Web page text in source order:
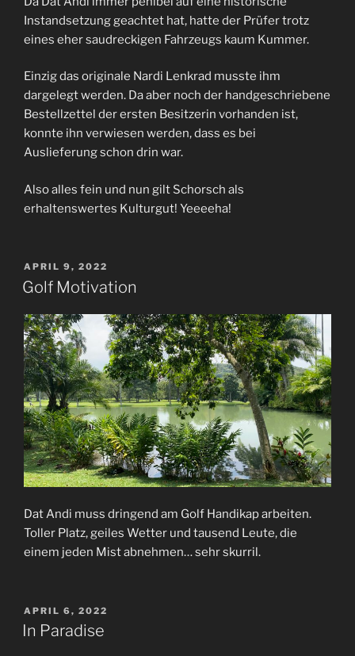
Instandsetzung geachtet hat, hatte der Prüfer trotz
eines eher saudreckigen Fahrzeugs kaum Kummer.
Einzig das originale Nardi Lenkrad musste ihm
dargelegt werden. Da aber noch der handgeschriebene
Bestellzettel der ersten Besitzerin vorhanden ist,
konnte ihn verwiesen werden, dass es bei
Auslieferung schon drin war.
Also alles fein und nun gilt Schorsch als
erhaltenswertes Kulturgut! Yeeeeha!
VERÖFFENTLICHT
AM
APRIL 9, 2022
Golf Motivation
Dat Andi muss dringend am Golf Handikap arbeiten.
Toller Platz, geiles Wetter und tausend Leute, die
einem jeden Mist abnehmen… sehr skurril.
VERÖFFENTLICHT
AM
APRIL 6, 2022
In Paradise